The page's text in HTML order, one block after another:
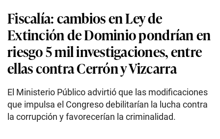
Fiscalía: cambios en Ley de
Extinción de Dominio pondrían en
riesgo 5 mil investigaciones, entre
ellas contra Cerrón y Vizcarra
El Ministerio Público advirtió que las modificaciones
que impulsa el Congreso debilitarían la lucha contra
la corrupción y favorecerían la criminalidad.